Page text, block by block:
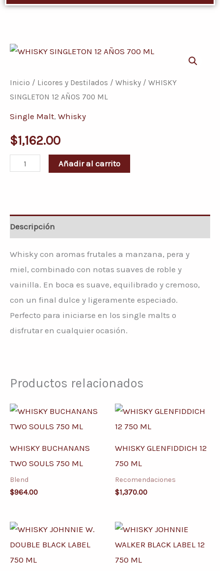
Inicio / Licores y Destilados / Whisky / WHISKY
SINGLETON 12 AÑOS 700 ML
Single Malt, Whisky
$1,162.00
WHISKY
12
AÑOS
700
cantidad
Añadir al carrito
Descripción
Whisky con aromas frutales a manzana, pera y
miel, combinado con notas suaves de roble y
vainilla. En boca es suave, equilibrado y cremoso,
con un final dulce y ligeramente especiado.
Perfecto para iniciarse en los single malts o
disfrutar en cualquier ocasión.
Productos relacionados
WHISKY BUCHANANS
TWO SOULS 750 ML
Blend
$964.00
WHISKY GLENFIDDICH 12
750 ML
Recomendaciones
$1,370.00